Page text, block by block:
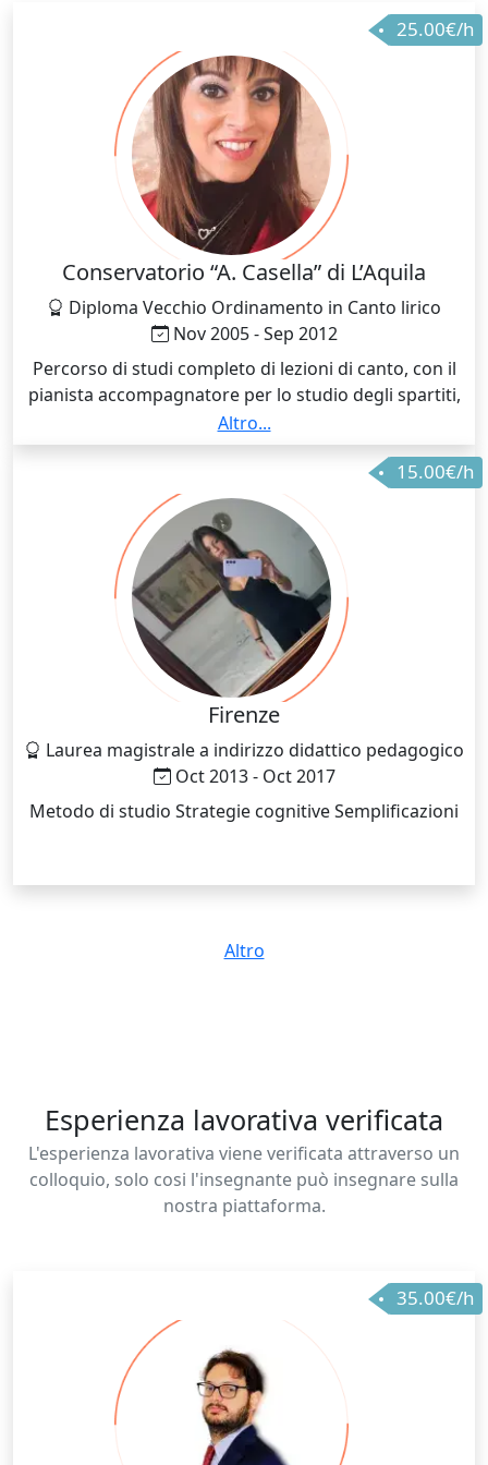
25.00€/h
Conservatorio “A. Casella” di L’Aquila
Diploma Vecchio Ordinamento in Canto lirico
Nov 2005 - Sep 2012
Percorso di studi completo di lezioni di canto, con il
pianista accompagnatore per lo studio degli spartiti,
di Teoria e solfeggio, di Arte scenica, di Pianoforte, di
Storia della musica, di Letteratura poetica e
drammatica, di Armonia, di Canto corale.
Altro...
15.00€/h
Firenze
Laurea magistrale a indirizzo didattico pedagogico
Oct 2013 - Oct 2017
Metodo di studio Strategie cognitive Semplificazioni
Altro
Esperienza lavorativa verificata
L'esperienza lavorativa viene verificata attraverso un
colloquio, solo cosi l'insegnante può insegnare sulla
nostra piattaforma.
35.00€/h